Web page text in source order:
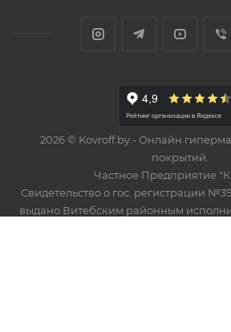
2026 © Kovroff.by - Онлайн
покрытий.
Частное Предприятие
Свидетельство о гос. регистрации
выдано Витебским районным